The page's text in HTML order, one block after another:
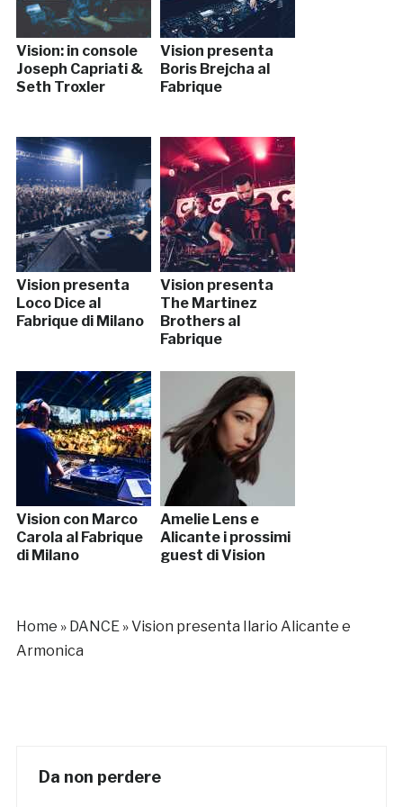
Vision: in console
Joseph Capriati &
Seth Troxler
Vision presenta
Boris Brejcha al
Fabrique
Vision presenta
Loco Dice al
Fabrique di Milano
Vision presenta
The Martinez
Brothers al
Fabrique
Vision con Marco
Carola al Fabrique
di Milano
Amelie Lens e
Alicante i prossimi
guest di Vision
Home » DANCE»Vision presenta Ilario Alicante e
Armonica
Da non perdere